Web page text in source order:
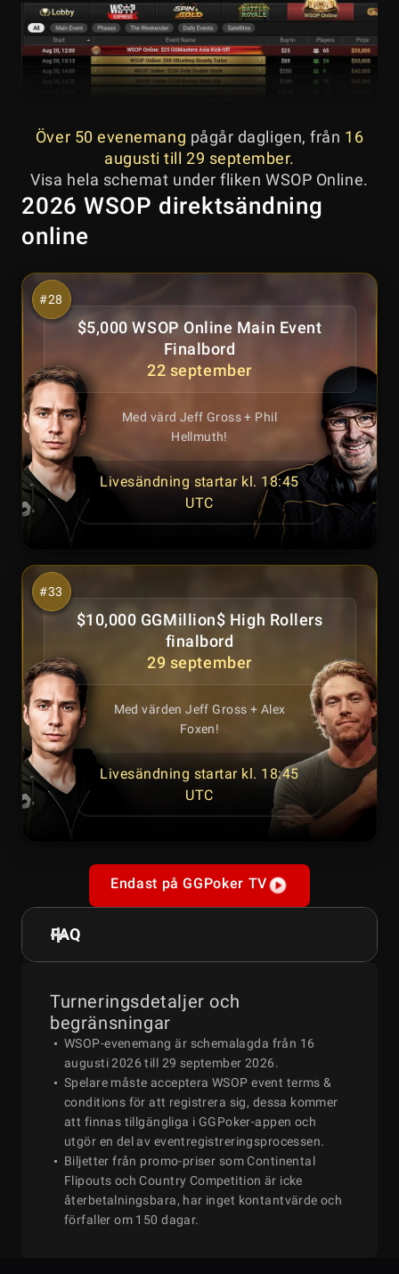
Över 50 evenemang pågår dagligen, från 16
augusti till 29 september.
Visa hela schemat under fliken WSOP Online.
2026 WSOP direktsändning
online
$5,000 WSOP Online Main Event
Finalbord
22 september
Med värd Jeff Gross + Phil
Hellmuth!
Livesändning startar kl. 18:45
UTC
$10,000 GGMillion$ High Rollers
finalbord
29 september
Med värden Jeff Gross + Alex
Foxen!
Livesändning startar kl. 18:45
UTC
Endast på GGPoker TV
FAQ
Turneringsdetaljer och
begränsningar
WSOP-evenemang är schemalagda från 16
augusti 2026 till 29 september 2026.
Spelare måste acceptera WSOP event terms &
conditions för att registrera sig, dessa kommer
att finnas tillgängliga i GGPoker-appen och
utgör en del av eventregistreringsprocessen.
Biljetter från promo-priser som Continental
Flipouts och Country Competition är icke
återbetalningsbara, har inget kontantvärde och
förfaller om 150 dagar.